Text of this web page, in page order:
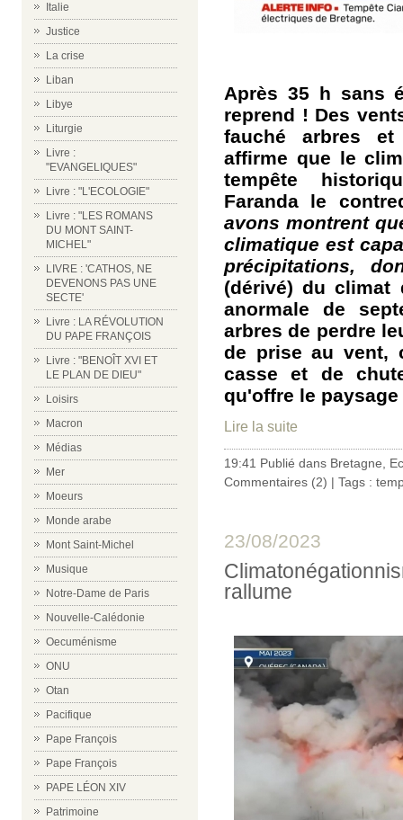
Italie
Justice
La crise
Liban
Libye
Liturgie
Livre :
"EVANGELIQUES"
Livre : "L'ECOLOGIE"
Livre : "LES ROMANS
DU MONT SAINT-
MICHEL"
LIVRE : 'CATHOS, NE
DEVENONS PAS UNE
SECTE'
Livre : LA RÉVOLUTION
DU PAPE FRANÇOIS
Livre : "BENOÎT XVI ET
LE PLAN DE DIEU"
Loisirs
Macron
Médias
Mer
Moeurs
Monde arabe
Mont Saint-Michel
Musique
Notre-Dame de Paris
Nouvelle-Calédonie
Oecuménisme
ONU
Otan
Pacifique
Pape François
Pape François
PAPE LÉON XIV
Patrimoine
Après 35 h sans
reprend ! Des
fauché arbres
affirme que le
tempête
Faranda le
avons montrent
climatique est
précipitations,
(dérivé) du climat
anormale de
arbres de perdre
de prise au vent,
casse et de
qu'offre le
Lire la suite
19:41 Publié dans Bretagne
Commentaires (2) | Tags :
23/08/2023
rallume